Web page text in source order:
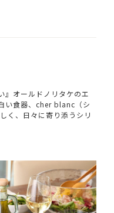
』オールドノリタケのエ
い食器、cher blanc（シ
く、日々に寄り添うシリ